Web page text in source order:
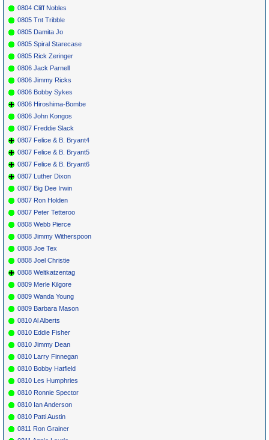
0804 Cliff Nobles
0805 Tnt Tribble
0805 Damita Jo
0805 Spiral Starecase
0805 Rick Zeringer
0806 Jack Parnell
0806 Jimmy Ricks
0806 Bobby Sykes
0806 Hiroshima-Bombe
0806 John Kongos
0807 Freddie Slack
0807 Felice & B. Bryant4
0807 Felice & B. Bryant5
0807 Felice & B. Bryant6
0807 Luther Dixon
0807 Big Dee Irwin
0807 Ron Holden
0807 Peter Tetteroo
0808 Webb Pierce
0808 Jimmy Witherspoon
0808 Joe Tex
0808 Joel Christie
0808 Weltkatzentag
0809 Merle Kilgore
0809 Wanda Young
0809 Barbara Mason
0810 Al Alberts
0810 Eddie Fisher
0810 Jimmy Dean
0810 Larry Finnegan
0810 Bobby Hatfield
0810 Les Humphries
0810 Ronnie Spector
0810 Ian Anderson
0810 Patti Austin
0811 Ron Grainer